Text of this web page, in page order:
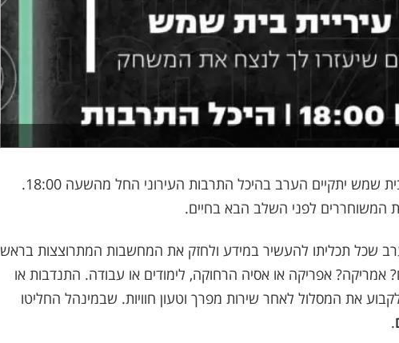
אירוע המשוחררים הגדול של העיר בית שמש יתקיים הערב בהיכל התרבות העירוני החל מהשעה 18:00.
המשוחררים לפני השלב הבא בחיים.
ערב שכל תכליתו להעשיר במידע ולחזק את המחשבות המתרוצצות בראש
אפריקה או אסיה הרחוקה, לימודים או עבודה. התנדבות או
את המסלול לאחר שירות מפרך וטעון חוויות. שבמינהל החליטו
.